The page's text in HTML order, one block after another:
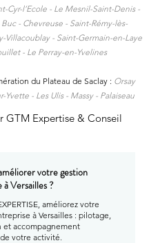
Cyr-l’Ecole - Le Mesnil-Saint-Denis -
- Chevreuse - Saint-Rémy-lès-
Villacoublay - Saint-Germain-en-Laye
- Le Perray-en-Yvelines
du Plateau de Saclay : Orsay
Yvette - Les Ulis - Massy - Palaiseau
GTM Expertise & Conseil
votre gestion
Versailles ?
améliorez votre
à Versailles : pilotage,
et accompagnement
votre activité.